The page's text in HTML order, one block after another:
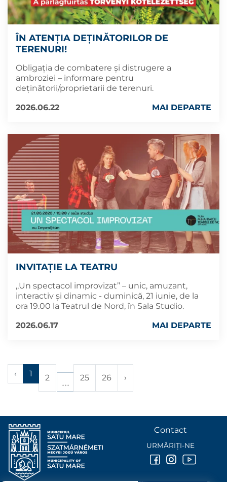
ÎN ATENȚIA DEȚINĂTORILOR DE
TERENURI!
Obligația de combatere și distrugere a
ambroziei – informare pentru
deținătorii/proprietarii de terenuri.
2026.06.22
MAI DEPARTE
INVITAȚIE LA TEATRU
,,Un spectacol improvizat’’ – unic, amuzant,
interactiv și dinamic - duminică, 21 iunie, de la
ora 19.00 la Teatrul de Nord, în Sala Studio.
2026.06.17
MAI DEPARTE
‹ 1 2 25 26 ›
Contact
URMĂRIȚI-NE